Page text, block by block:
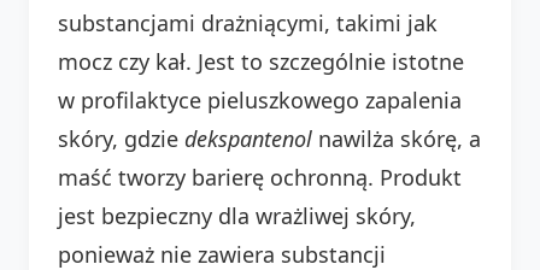
substancjami drażniącymi, takimi jak
mocz czy kał. Jest to szczególnie istotne
w profilaktyce pieluszkowego zapalenia
skóry, gdzie dekspantenol nawilża skórę, a
maść tworzy barierę ochronną. Produkt
jest bezpieczny dla wrażliwej skóry,
ponieważ nie zawiera substancji